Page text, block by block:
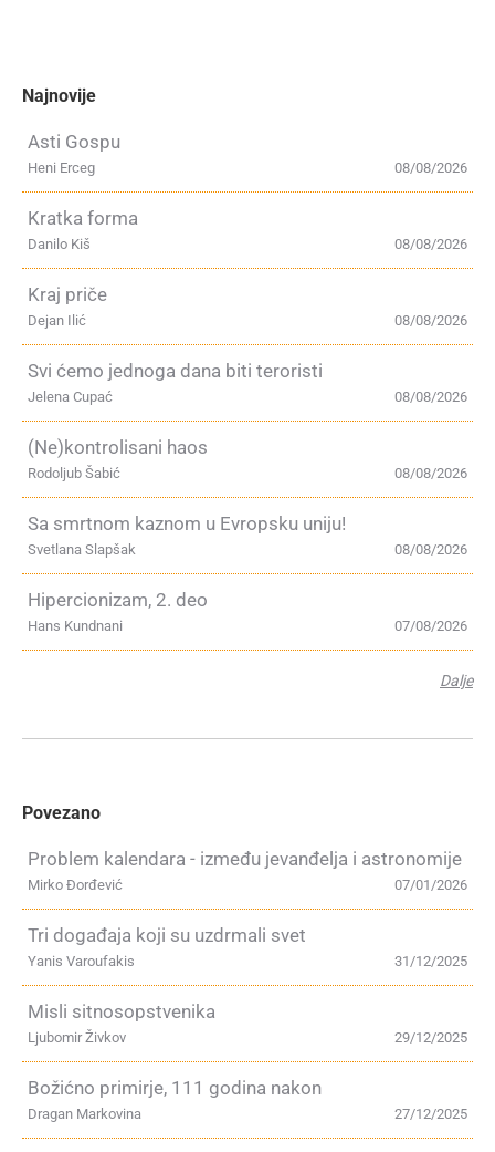
Najnovije
Asti Gospu
08/08/2026
Heni Erceg
Kratka forma
08/08/2026
Danilo Kiš
Kraj priče
08/08/2026
Dejan Ilić
Svi ćemo jednoga dana biti teroristi
08/08/2026
Jelena Cupać
(Ne)kontrolisani haos
08/08/2026
Rodoljub Šabić
Sa smrtnom kaznom u Evropsku uniju!
08/08/2026
Svetlana Slapšak
Hipercionizam, 2. deo
07/08/2026
Hans Kundnani
Dalje
Povezano
Problem kalendara - između jevanđelja i astronomije
07/01/2026
Mirko Đorđević
Tri događaja koji su uzdrmali svet
31/12/2025
Yanis Varoufakis
Misli sitnosopstvenika
29/12/2025
Ljubomir Živkov
Božićno primirje, 111 godina nakon
27/12/2025
Dragan Markovina